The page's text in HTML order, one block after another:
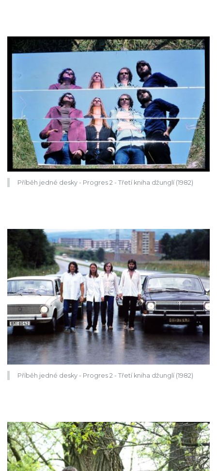
Příběh jedné desky - Progres 2 - Třetí kniha džunglí (1982)
Příběh jedné desky - Progres 2 - Třetí kniha džunglí (1982)